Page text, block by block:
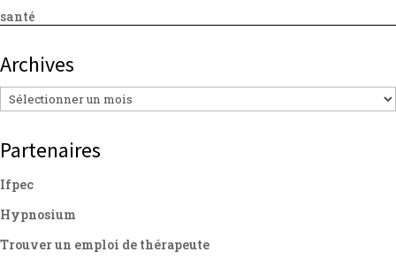
santé
Archives
Archives
Partenaires
Ifpec
Hypnosium
Trouver un emploi de thérapeute